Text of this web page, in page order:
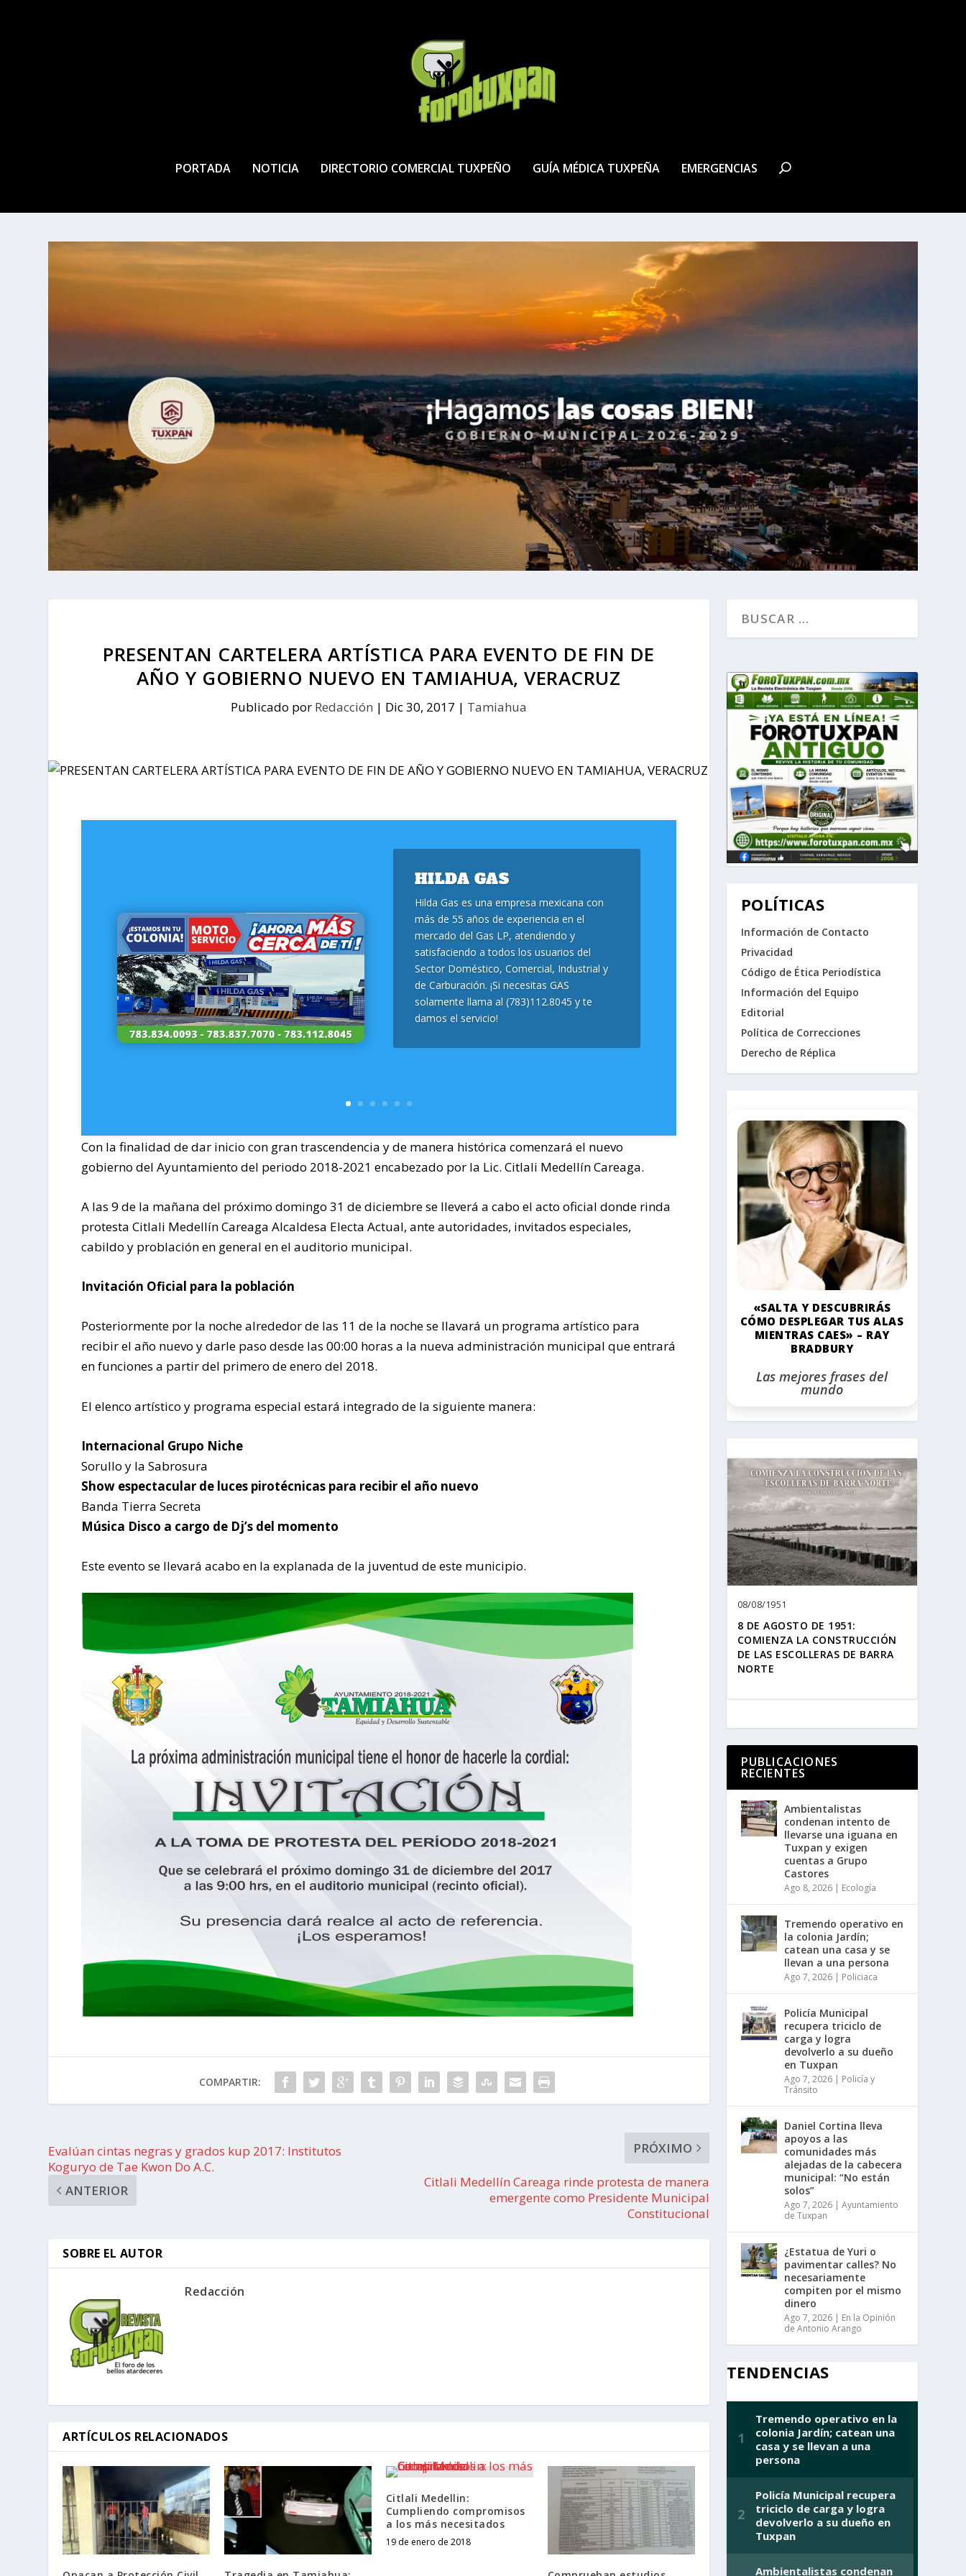
PORTADA NOTICIA DIRECTORIO COMERCIAL TUXPEÑO GUÍA MÉDICA TUXPEÑA EMERGENCIAS
PRESENTAN CARTELERA ARTÍSTICA PARA EVENTO DE FIN DE
AÑO Y GOBIERNO NUEVO EN TAMIAHUA, VERACRUZ
Publicado por Redacción | Dic 30, 2017 | Tamiahua
HILDA GAS
Hilda Gas es una empresa mexicana con
más de 55 años de experiencia en el
mercado del Gas LP, atendiendo y
satisfaciendo a todos los usuarios del
Sector Doméstico, Comercial, Industrial y
de Carburación. ¡Si necesitas GAS
solamente llama al (783)112.8045 y te
damos el servicio!
Con la finalidad de dar inicio con gran trascendencia y de manera histórica comenzará el nuevo
gobierno del Ayuntamiento del periodo 2018-2021 encabezado por la Lic. Citlali Medellín Careaga.
A las 9 de la mañana del próximo domingo 31 de diciembre se lleverá a cabo el acto oficial donde rinda
protesta Citlali Medellín Careaga Alcaldesa Electa Actual, ante autoridades, invitados especiales,
cabildo y problación en general en el auditorio municipal.
Invitación Oficial para la población
Posteriormente por la noche alrededor de las 11 de la noche se llavará un programa artístico para
recibir el año nuevo y darle paso desde las 00:00 horas a la nueva administración municipal que entrará
en funciones a partir del primero de enero del 2018.
El elenco artístico y programa especial estará integrado de la siguiente manera:
Internacional Grupo Niche
Sorullo y la Sabrosura
Show espectacular de luces pirotécnicas para recibir el año nuevo
Banda Tierra Secreta
Música Disco a cargo de Dj’s del momento
Este evento se llevará acabo en la explanada de la juventud de este municipio.
COMPARTIR:
Evalúan cintas negras y grados kup 2017: Institutos
Koguryo de Tae Kwon Do A.C.
ANTERIOR
PRÓXIMO
Citlali Medellín Careaga rinde protesta de manera
emergente como Presidente Municipal
Constitucional
SOBRE EL AUTOR
Redacción
ARTÍCULOS RELACIONADOS
Citlali Medellin:
Cumpliendo compromisos
a los más necesitados
19 de enero de 2018
POLÍTICAS
Información de Contacto
Privacidad
Código de Ética Periodística
Información del Equipo
Editorial
Política de Correcciones
Derecho de Réplica
«SALTA Y DESCUBRIRÁS
CÓMO DESPLEGAR TUS ALAS
MIENTRAS CAES» – RAY
BRADBURY
Las mejores frases del
mundo
08/08/1951
8 DE AGOSTO DE 1951:
COMIENZA LA CONSTRUCCIÓN
DE LAS ESCOLLERAS DE BARRA
NORTE
PUBLICACIONES
RECIENTES
Ambientalistas
condenan intento de
llevarse una iguana en
Tuxpan y exigen
cuentas a Grupo
Castores
Ago 8, 2026| Ecología
Tremendo operativo en
la colonia Jardín;
catean una casa y se
llevan a una persona
Ago 7, 2026| Policiaca
Policía Municipal
recupera triciclo de
carga y logra
devolverlo a su dueño
en Tuxpan
Ago 7, 2026| Policía y
Tránsito
Daniel Cortina lleva
apoyos a las
comunidades más
alejadas de la cabecera
municipal: “No están
solos”
Ago 7, 2026| Ayuntamiento
de Tuxpan
¿Estatua de Yuri o
pavimentar calles? No
necesariamente
compiten por el mismo
dinero
Ago 7, 2026| En la Opinión
de Antonio Arango
TENDENCIAS